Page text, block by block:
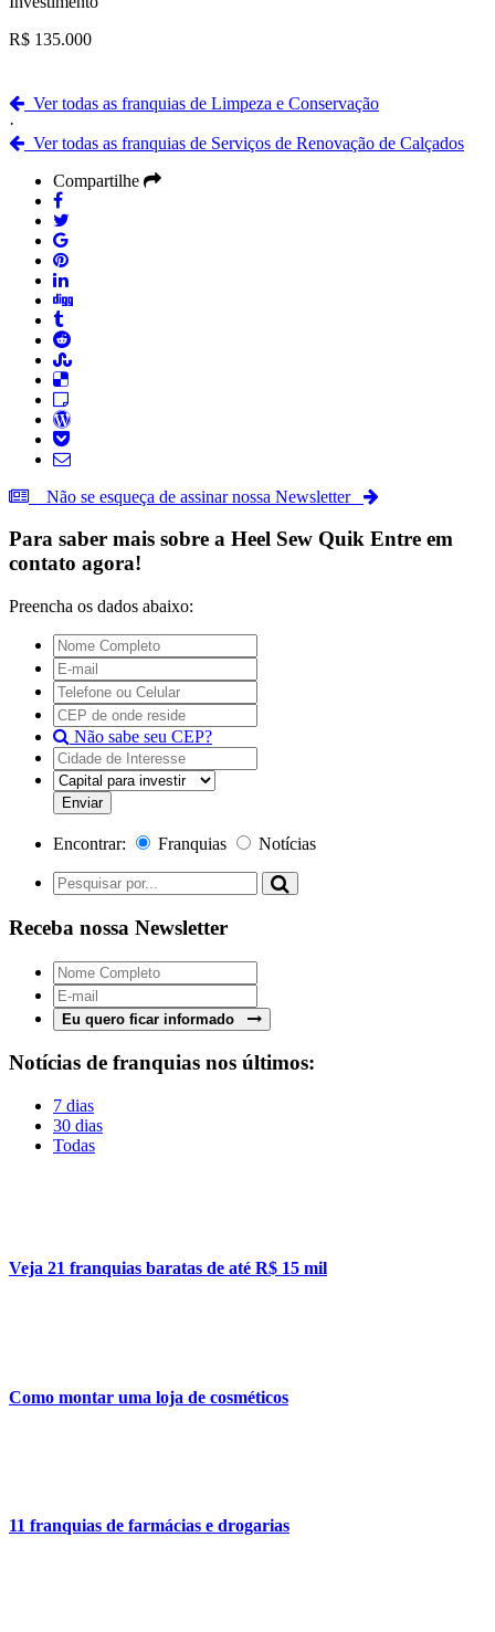
R$ 135.000
Ver todas as franquias de Limpeza e Conservação
·
Ver todas as franquias de Serviços de Renovação de Calçados
Compartilhe
Não se esqueça de assinar nossa Newsletter
Para saber mais sobre a Heel Sew Quik Entre em
contato agora!
Preencha os dados abaixo:
Não sabe seu CEP?
Encontrar: Franquias Notícias
Receba nossa Newsletter
Eu quero ficar informado
Notícias de franquias nos últimos:
7 dias
30 dias
Todas
Veja 21 franquias baratas de até R$ 15 mil
Como montar uma loja de cosméticos
11 franquias de farmácias e drogarias